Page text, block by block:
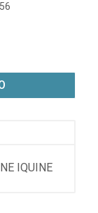
IQUINE